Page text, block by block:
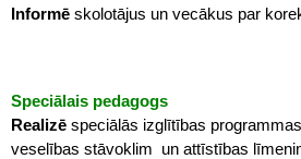
Informē skolotājus un vecākus par
Speciālais pedagogs
Realizē speciālās izglītības
veselības stāvoklim un attīstības